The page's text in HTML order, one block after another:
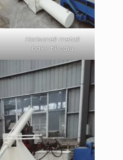
Horisonell metall
baler till salu